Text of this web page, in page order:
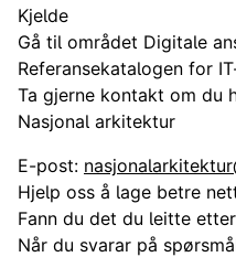
Kjelde
Gå til området Digitale
Referansekatalogen for
Ta gjerne kontakt om du
Nasjonal arkitektur
E-post:
Hjelp oss å lage betre
Fann du det du leitte
Når du svarar på